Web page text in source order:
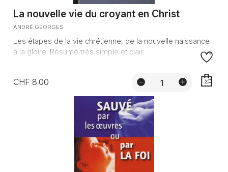
La nouvelle vie du croyant en Christ
ANDRÉ GEORGES
Les étapes de la vie chrétienne, de la nouvelle naissance
à la gloire. Résumé très simple et clair.
CHF 8.00